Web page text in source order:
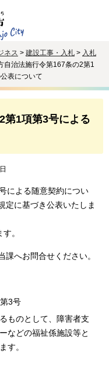
ネス > 建設工事・入札 > 入札
自治法施行令第167条の2第1
表について
第1項第3号による
による随意契約につい
定に基づき公表いたしま
。
へお問合せください。
3号
ものとして、障害者支
などの福祉係施設等と
す。